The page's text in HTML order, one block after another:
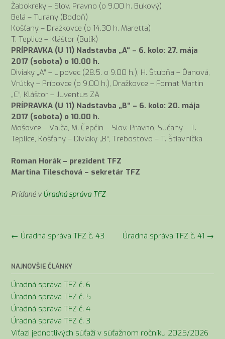
Žabokreky – Slov. Pravno (o 9.00 h. Bukový)
Belá – Turany (Bodoň)
Košťany – Dražkovce (o 14.30 h. Maretta)
T. Teplice – Kláštor (Bulík)
PRÍPRAVKA (U 11) Nadstavba „A“ – 6. kolo: 27. mája
2017 (sobota) o 10.00 h.
Diviaky „A“ – Lipovec (28.5. o 9.00 h.), H. Štubňa – Ďanová,
Vrútky – Príbovce (o 9.00 h.), Dražkovce – Fomat Martin
„C“, Kláštor – Juventus ZA
PRÍPRAVKA (U 11) Nadstavba „B“ – 6. kolo: 20. mája
2017 (sobota) o 10.00 h.
Mošovce – Valča, M. Čepčín – Slov. Pravno, Sučany – T.
Teplice, Košťany – Diviaky „B“, Trebostovo – T. Štiavnička
Roman Horák – prezident TFZ
Martina Tileschová – sekretár TFZ
Pridané v Úradná správa TFZ
Navigácia
Úradná správa TFZ č. 41 →
← Úradná správa TFZ č. 43
NAJNOVŠIE ČLÁNKY
Úradná správa TFZ č. 6
Úradná správa TFZ č. 5
Úradná správa TFZ č. 4
Úradná správa TFZ č. 3
Víťazi jednotlivých súťaží v súťažnom ročníku 2025/2026